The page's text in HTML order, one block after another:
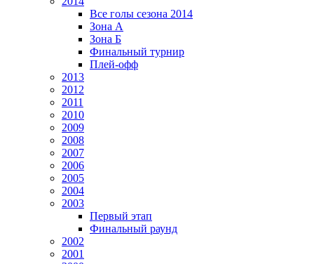
Все голы сезона 2014
Зона А
Зона Б
Финальный турнир
Плей-офф
2013
2012
2011
2010
2009
2008
2007
2006
2005
2004
2003
Первый этап
Финальный раунд
2002
2001